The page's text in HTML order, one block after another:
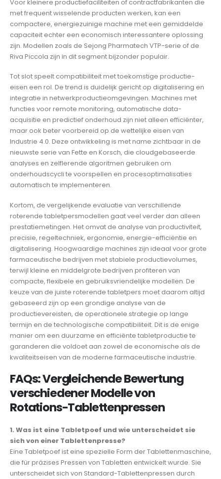
Voor kleinere productiefaciliteiten of contractfabrikanten die
met frequent wisselende producten werken, kan een
compactere, energiezuinige machine met een gemiddelde
capaciteit echter een economisch interessantere oplossing
zijn. Modellen zoals de Sejong Pharmatech VTP-serie of de
Riva Piccola zijn in dit segment bijzonder populair.
Tot slot speelt compatibiliteit met toekomstige productie-
eisen een rol. De trend is duidelijk gericht op digitalisering en
integratie in netwerkproductieomgevingen. Machines met
functies voor remote monitoring, automatische data-
acquisitie en predictief onderhoud zijn niet alleen efficiënter,
maar ook beter voorbereid op de wettelijke eisen van
Industrie 4.0. Deze ontwikkeling is met name zichtbaar in de
nieuwste serie van Fette en Korsch, die cloudgebaseerde
analyses en zelflerende algoritmen gebruiken om
onderhoudscycli te voorspellen en procesoptimalisaties
automatisch te implementeren.
Kortom, de vergelijkende evaluatie van verschillende
roterende tabletpersmodellen gaat veel verder dan alleen
prestatiemetingen. Het omvat de analyse van productiviteit,
precisie, regeltechniek, ergonomie, energie-efficiëntie en
digitalisering. Hoogwaardige machines zijn ideaal voor grote
farmaceutische bedrijven met stabiele productievolumes,
terwijl kleine en middelgrote bedrijven profiteren van
compacte, flexibele en gebruiksvriendelijke modellen. De
keuze van de juiste roterende tabletpers moet daarom altijd
gebaseerd zijn op een grondige analyse van de
productievereisten, de operationele strategie op lange
termijn en de technologische compatibiliteit. Dit is de enige
manier om een ​​duurzame en efficiënte tabletproductie te
garanderen die voldoet aan zowel de economische als de
kwaliteitseisen van de moderne farmaceutische industrie.
FAQs: Vergleichende Bewertung
verschiedener Modelle von
Rotations-Tablettenpressen
1. Was ist eine Tabletpoef und wie unterscheidet sie
sich von einer Tablettenpresse?
Eine Tabletpoef ist eine spezielle Form der Tablettenmaschine,
die für präzises Pressen von Tabletten entwickelt wurde. Sie
unterscheidet sich von Standard-Tablettenpressen durch